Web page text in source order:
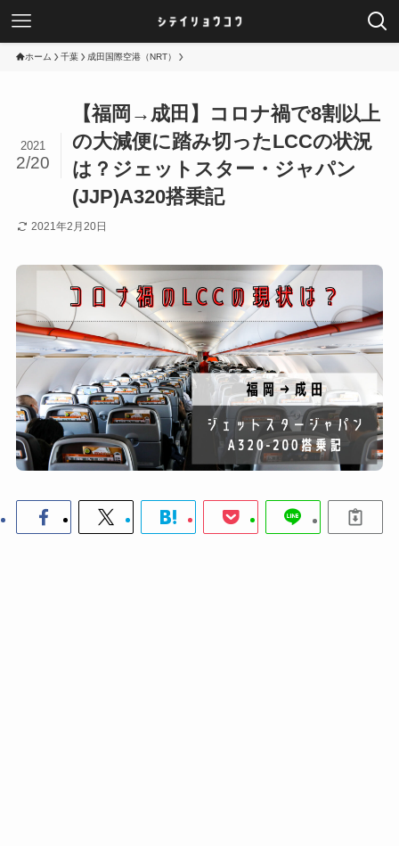
ホーム 千葉 成田国際空港（NRT）
【福岡→成田】コロナ禍で8割以上
の大減便に踏み切ったLCCの状況
は？ジェットスター・ジャパン
(JJP)A320搭乗記
2021
2/20
2021年2月20日